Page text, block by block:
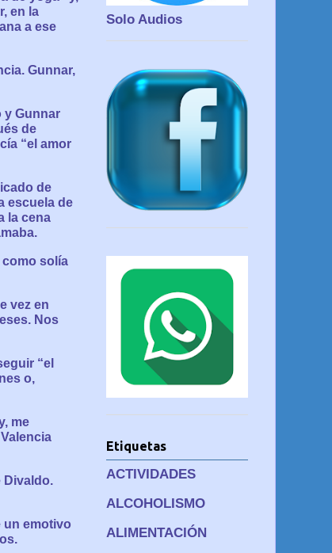
en la
a ese
Gunnar,
y Gunnar
de
“el amor
de
escuela de
la cena
como solía
vez en
Nos
“el
o,
me
Divaldo.
un emotivo
Solo Audios
Etiquetas
ACTIVIDADES
ALCOHOLISMO
ALIMENTACIÓN